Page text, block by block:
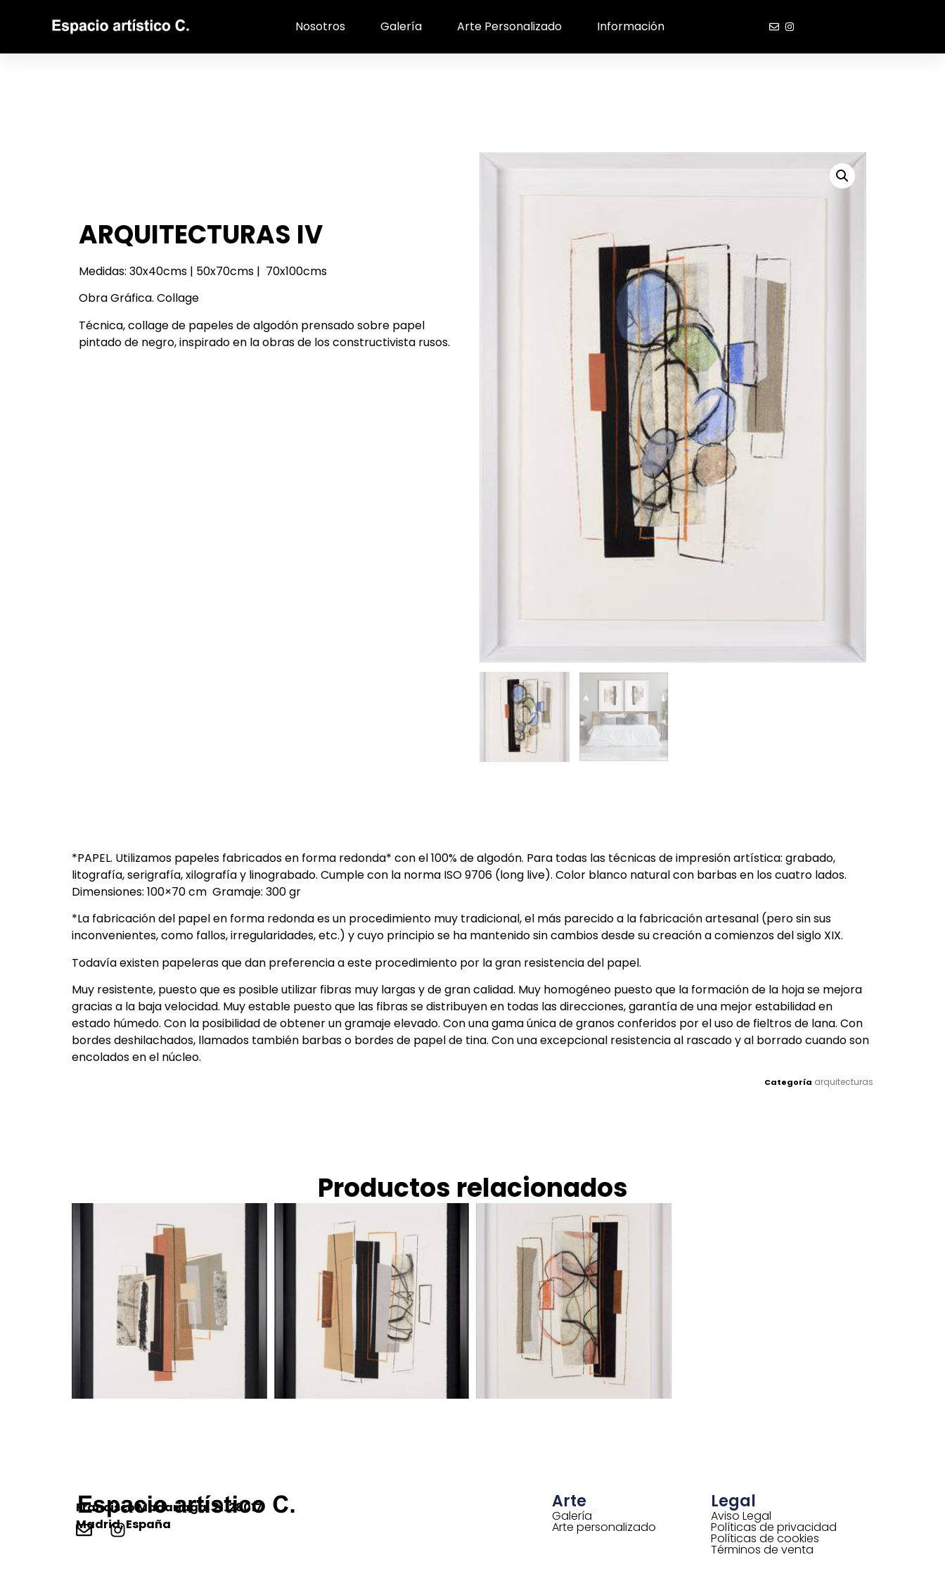
Nosotros Galería Arte Personalizado Información
ARQUITECTURAS IV
Medidas: 30x40cms | 50x70cms | 70x100cms
Obra Gráfica. Collage
Técnica, collage de papeles de algodón prensado sobre papel
pintado de negro, inspirado en la obras de los constructivista rusos.
*PAPEL. Utilizamos papeles fabricados en forma redonda* con el 100% de algodón. Para todas las técnicas de impresión artística: grabado,
litografía, serigrafía, xilografía y linograbado. Cumple con la norma ISO 9706 (long live). Color blanco natural con barbas en los cuatro lados.
Dimensiones: 100×70 cm Gramaje: 300 gr
*La fabricación del papel en forma redonda es un procedimiento muy tradicional, el más parecido a la fabricación artesanal (pero sin sus
inconvenientes, como fallos, irregularidades, etc.) y cuyo principio se ha mantenido sin cambios desde su creación a comienzos del siglo XIX.
Todavía existen papeleras que dan preferencia a este procedimiento por la gran resistencia del papel.
Muy resistente, puesto que es posible utilizar fibras muy largas y de gran calidad. Muy homogéneo puesto que la formación de la hoja se mejora
gracias a la baja velocidad. Muy estable puesto que las fibras se distribuyen en todas las direcciones, garantía de una mejor estabilidad en
estado húmedo. Con la posibilidad de obtener un gramaje elevado. Con una gama única de granos conferidos por el uso de fieltros de lana. Con
bordes deshilachados, llamados también barbas o bordes de papel de tina. Con una excepcional resistencia al rascado y al borrado cuando son
encolados en el núcleo.
Categoría arquitecturas
Productos relacionados
Francisco Madariaga, 21. 28017
Madrid, España
Arte
Galería
Arte personalizado
Legal
Aviso Legal
Políticas de privacidad
Políticas de cookies
Términos de venta